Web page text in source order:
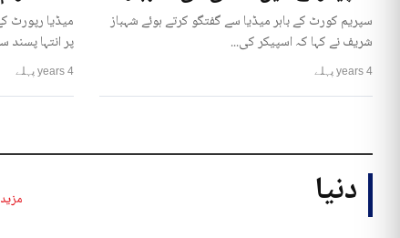
سپریم کورٹ کے باہر میڈیا سے گفتگو کرتے ہوئے شہباز
شریف نے کہا کہ اسپیکر کی...
4 years پہلے
میڈیا رپورٹ
پر انتہا پسند
4 years پہلے
دنیا مزید